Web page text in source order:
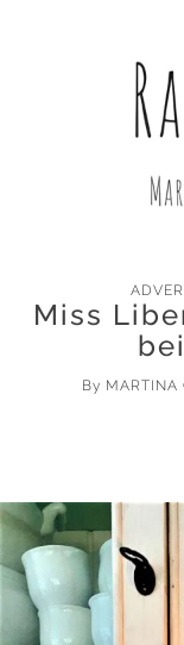
Miss
By MARTINA